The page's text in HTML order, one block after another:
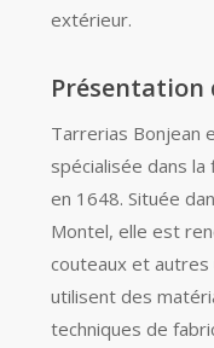
extérieur.
Présentation
Tarrerias Bonjean
spécialisée dans
en 1648. Située
Montel, elle est
couteaux et autres
utilisent des
techniques de